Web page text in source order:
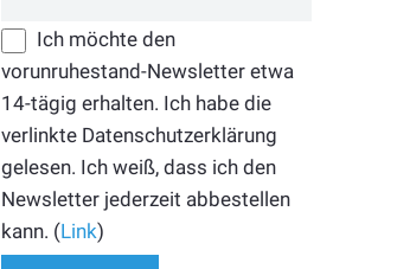
Ich möchte den
vorunruhestand-Newsletter etwa
14-tägig erhalten. Ich habe die
verlinkte Datenschutzerklärung
gelesen. Ich weiß, dass ich den
Newsletter jederzeit abbestellen
kann. (Link)